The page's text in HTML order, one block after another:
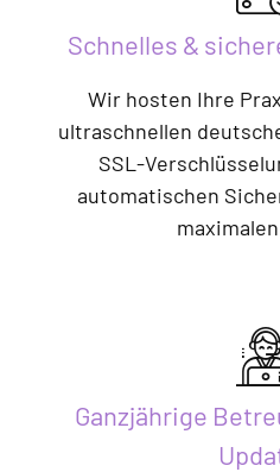
Schnelles &
Wir hosten Ihre
ultraschnellen
SSL-
automatischen
Ganzjährige